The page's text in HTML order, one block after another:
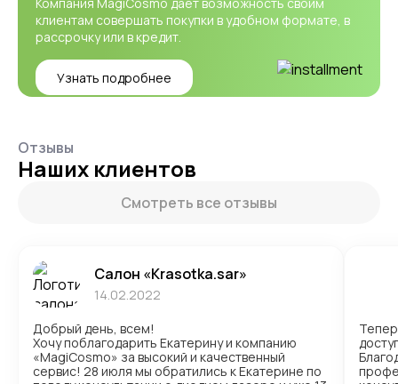
клиентам совершать покупки в удобном формате, в
рассрочку или в кредит.
Узнать подробнее
Отзывы
Наших клиентов
Смотреть все отзывы
Салон «Krasotka.sar»
14.02.2022
Добрый день, всем!
Хочу поблагодарить Екатерину и компанию
«MagiCosmo» за высокий и качественный
сервис! 28 июля мы обратились к Екатерине по